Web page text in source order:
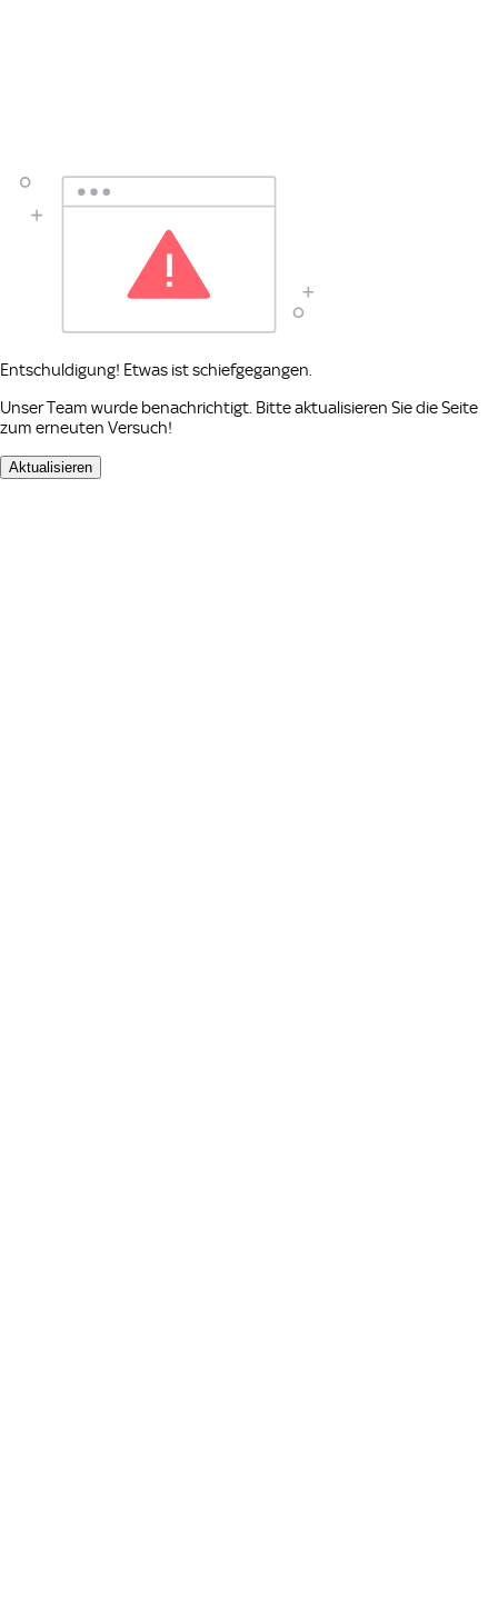
Entschuldigung! Etwas ist schiefgegangen.
Unser Team wurde benachrichtigt. Bitte aktualisieren Sie die Seite
zum erneuten Versuch!
Aktualisieren